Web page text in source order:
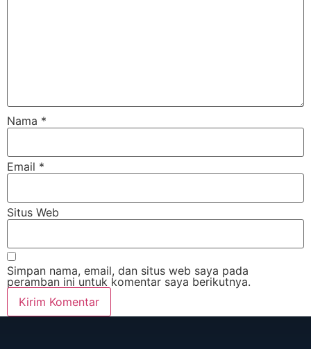
Nama *
Email *
Situs Web
Simpan nama, email, dan situs web saya pada
peramban ini untuk komentar saya berikutnya.